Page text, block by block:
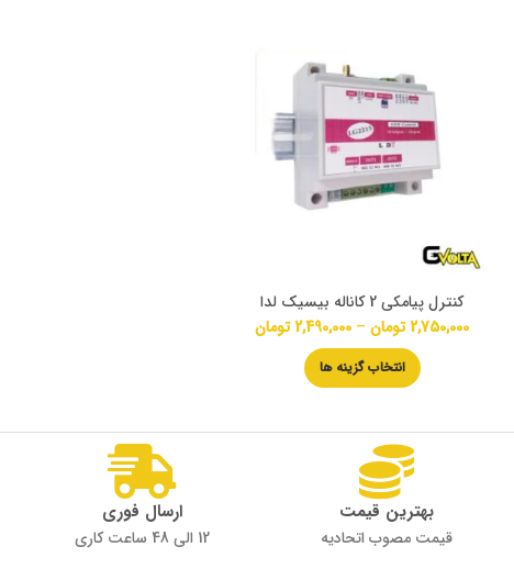
کنترل پیامکی 2 کاناله بیسیک لدا
2,750,000تومان –
2,490,000تومان
انتخاب گزینه ها
بهترین قیمت
قیمت مصوب اتحادیه
ارسال فوری
12 الی 48 ساعت کاری